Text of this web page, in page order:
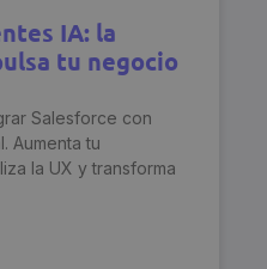
IA: la
tu negocio
Salesforce con
Aumenta tu
la UX y transforma